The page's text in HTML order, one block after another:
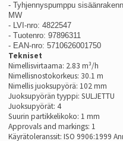
- Tyhjennyspumppu
MW
- LVI-nro: 4822547
- Tuotenro: 97896311
- EAN-nro: 5710626001750
Tekniset
Nimellisvirtaama: 2.83 m³/h
Nimellisnostokorkeus: 30.1 m
Nimellis juoksupyörä: 102 mm
Juoksupyörän tyyppi: SULJETTU
Juoksupyörät: 4
Suurin partikkelikoko: 1 mm
Approvals and markings: 1
Käyrätoleranssit: ISO 9906:1999